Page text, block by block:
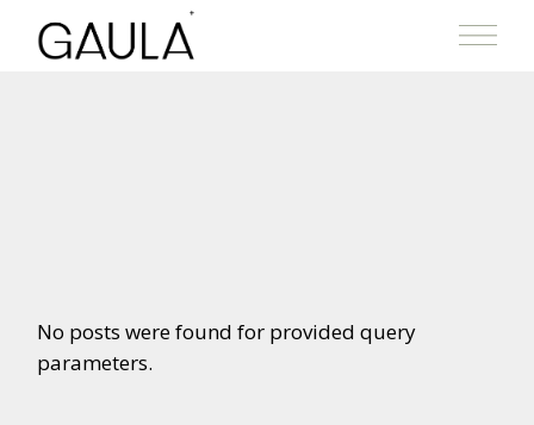
No posts were found for provided query
parameters.